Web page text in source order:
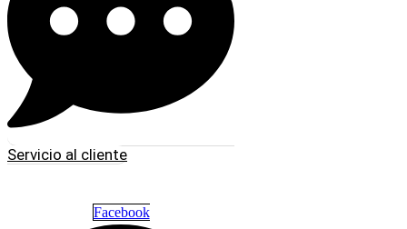
Servicio al cliente
Facebook